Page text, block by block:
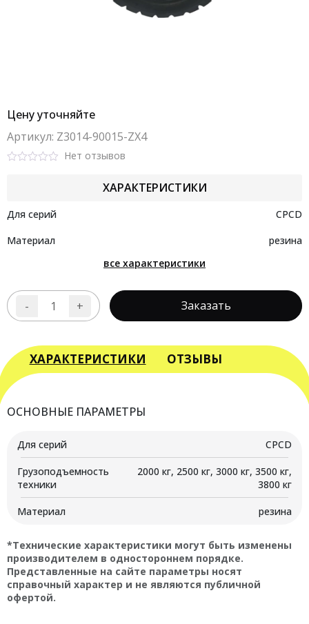
Цену уточняйте
Aртикул: Z3014-90015-ZX4
5
Нет отзывов
ХАРАКТЕРИСТИКИ
Для серий
CPCD
Материал
резина
все характеристики
-
Количество
Пневматическая
шина
с
вилочного
CPCD
г/
п
2000-
кг,
размер
28*9-
15
+ Заказать
ХАРАКТЕРИСТИКИ ОТЗЫВЫ
ОСНОВНЫЕ ПАРАМЕТРЫ
Для серий CPCD
Грузоподъемность
техники
2000 кг, 2500 кг, 3000 кг, 3500 кг,
3800 кг
Материал резина
*Технические характеристики могут быть изменены
производителем в одностороннем порядке.
Представленные на сайте параметры носят
справочный характер и не являются публичной
офертой.